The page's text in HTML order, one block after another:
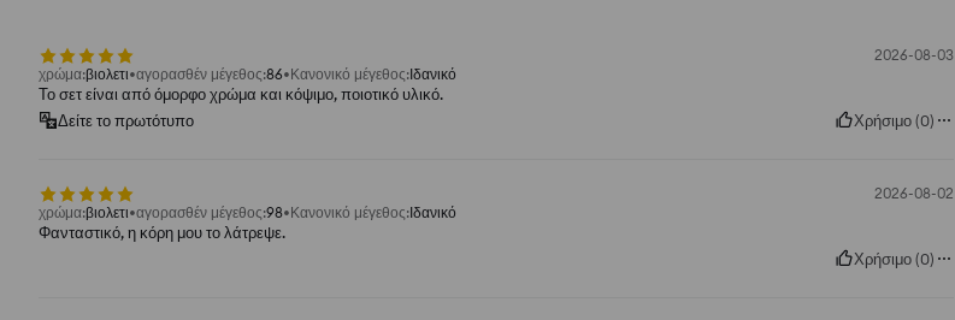
2026-08-03
χρώμα:βιολετι αγορασθέν μέγεθος:86 Κανονικό μέγεθος:Ιδανικό
Το σετ είναι από όμορφο χρώμα και κόψιμο, ποιοτικό υλικό.
Δείτε το πρωτότυπο
Χρήσιμο(0)
2026-08-02
χρώμα:βιολετι αγορασθέν μέγεθος:98 Κανονικό μέγεθος:Ιδανικό
Φανταστικό, η κόρη μου το λάτρεψε.
Χρήσιμο(0)